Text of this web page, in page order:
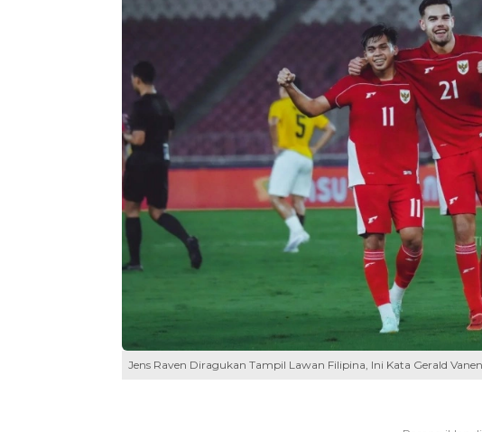
Jens Raven Diragukan Tampil Lawan Filipina, Ini Kata Gerald